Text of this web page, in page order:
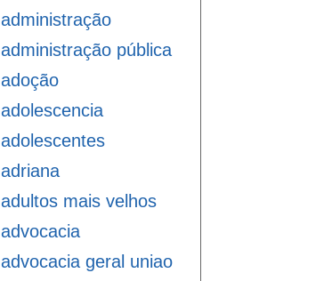
administração
administração pública
adoção
adolescencia
adolescentes
adriana
adultos mais velhos
advocacia
advocacia geral uniao